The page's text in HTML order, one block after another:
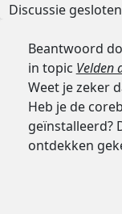
Discussie
Beantwoord
in topic Velden
Weet je zeker
Heb je de
geïnstalleerd?
ontdekken